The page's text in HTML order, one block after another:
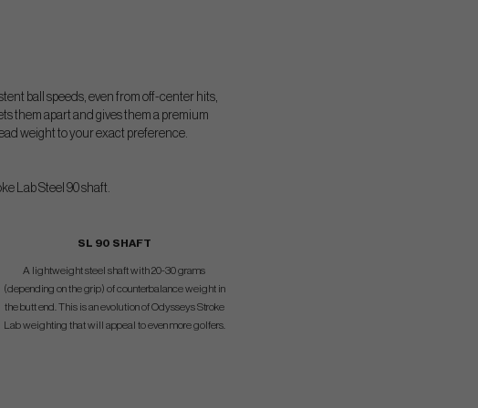
ball speeds, even from off-center hits,
them apart and gives them a premium
weight to your exact preference.
Lab Steel 90 shaft.
SL 90 SHAFT
A lightweight steel shaft with 20-30 grams
(depending on the grip) of counterbalance weight in
the butt end. This is an evolution of Odysseys Stroke
Lab weighting that will appeal to even more golfers.